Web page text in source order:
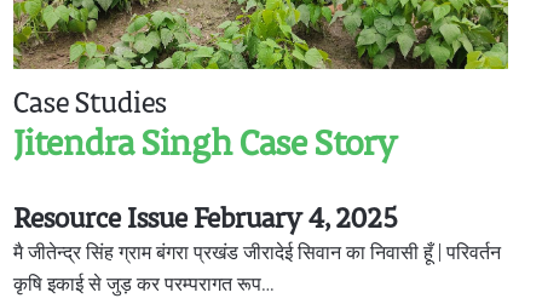
Case Studies
Jitendra Singh Case Story
Resource Issue February 4, 2025
मै जीतेन्द्र सिंह ग्राम बंगरा प्रखंड जीरादेई सिवान का निवासी हूँ | परिवर्तन
कृषि इकाई से जुड़ कर परम्परागत रूप…